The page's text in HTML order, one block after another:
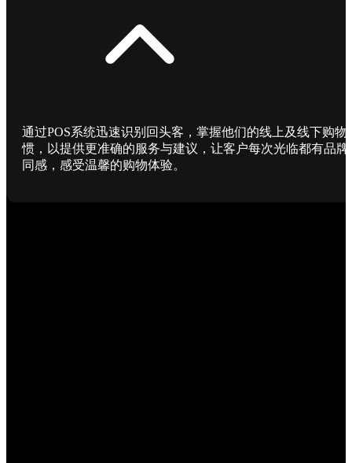
通过POS系统迅速识别回头客，掌握他们的线上及线下购物
惯，以提供更准确的服务与建议，让客户每次光临都有品牌
同感，感受温馨的购物体验。